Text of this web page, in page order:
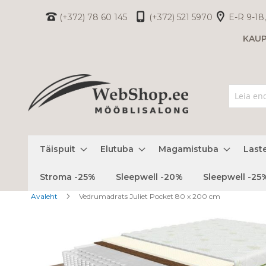
(+372) 78 60 145 (+372) 521 5970
E-R 9-
Täispuit Elutuba Magamistuba
Stroma -25% Sleepwell -20% Sleepwell -
Avaleht Vedrumadrats Juliet Pocket 80 x 200 cm